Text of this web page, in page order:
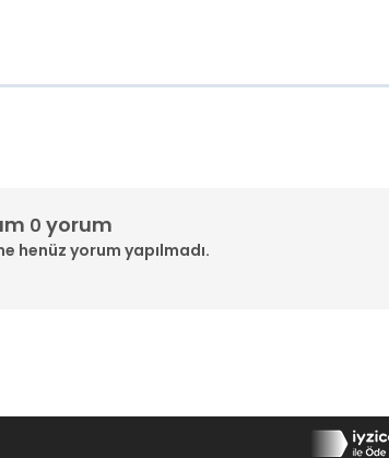
0 yorum
henüz yorum yapılmadı.